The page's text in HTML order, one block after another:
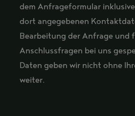
dem Anfrageformular
dort angegebenen
Bearbeitung der Anfrage und
Anschlussfragen bei uns
Daten geben wir nicht ohne
weiter.